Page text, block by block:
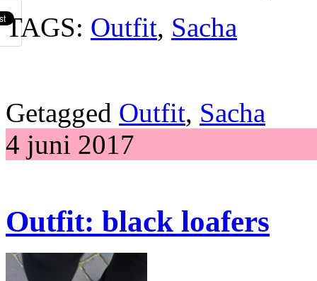
TAGS: Outfit, Sacha
Getagged Outfit, Sacha
4 juni 2017
Outfit: black loafers